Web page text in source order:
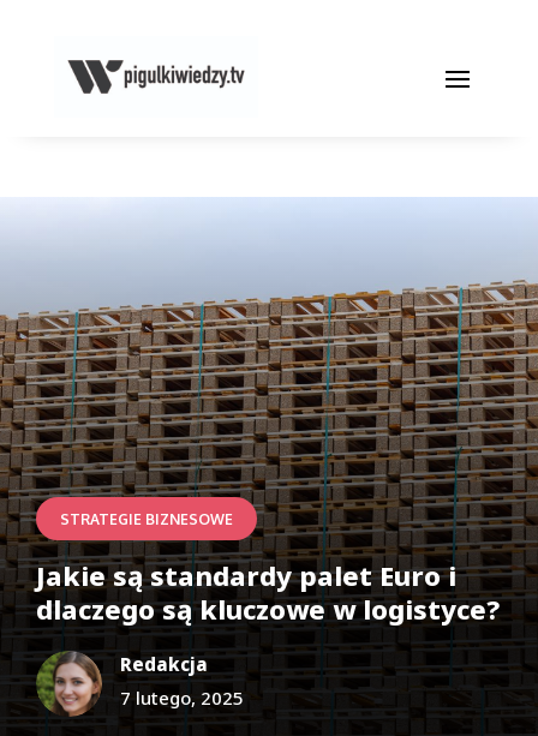
STRATEGIE BIZNESOWE
Jakie są standardy palet Euro i
dlaczego są kluczowe w logistyce?
Redakcja
7 lutego, 2025